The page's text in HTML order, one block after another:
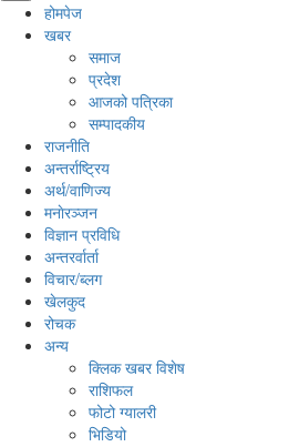
होमपेज
खबर
समाज
प्रदेश
आजको पत्रिका
सम्पादकीय
राजनीति
अन्तर्राष्ट्रिय
अर्थ/वाणिज्य
मनाेरञ्जन
विज्ञान प्रविधि
अन्तरर्वार्ता
विचार/ब्लग
खेलकुद
रोचक
अन्य
क्लिक खबर विशेष
राशिफल
फोटो ग्यालरी
भिडियो